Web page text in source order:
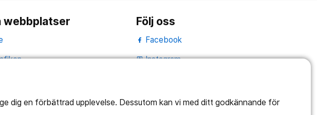
dig en förbättrad upplevelse. Dessutom kan vi med ditt godkännande för
webbplatser Följ oss
Facebook
portraitInstagram